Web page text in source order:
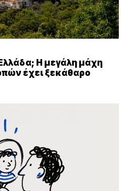
Η μεγάλη μάχη
έχει ξεκάθαρο